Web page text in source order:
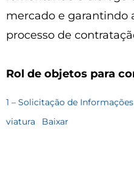
mercado e garantindo
processo de
Rol de objetos para
1 – Solicitação de
viatura
Baixar